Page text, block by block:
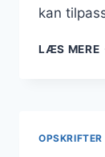
kan
LÆS MERE
OPSKRIFTER